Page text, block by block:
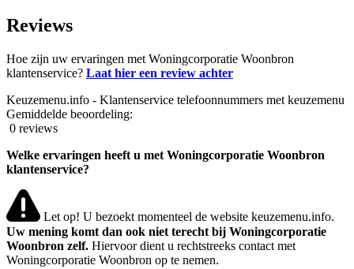
Reviews
Hoe zijn uw ervaringen met Woningcorporatie Woonbron
klantenservice? Laat hier een review achter
Keuzemenu.info - Klantenservice telefoonnummers met keuzemenu
Gemiddelde beoordeling:
0 reviews
Welke ervaringen heeft u met Woningcorporatie Woonbron
klantenservice?
Let op! U bezoekt momenteel de website keuzemenu.info.
Uw mening komt dan ook niet terecht bij Woningcorporatie
Woonbron zelf. Hiervoor dient u rechtstreeks contact met
Woningcorporatie Woonbron op te nemen.